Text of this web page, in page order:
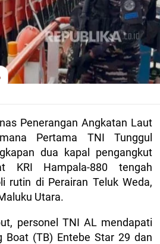
Penerangan Angkatan Laut
Pertama TNI Tunggul
dua kapal pengangkut
KRI Hampala-880 tengah
rutin di Perairan Teluk Weda,
Utara.
personel TNI AL mendapati
Boat (TB) Entebe Star 29 dan